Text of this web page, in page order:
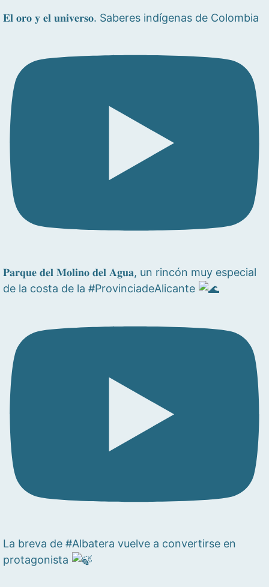
𝐄𝐥 𝐨𝐫𝐨 𝐲 𝐞𝐥 𝐮𝐧𝐢𝐯𝐞𝐫𝐬𝐨. Saberes indígenas de Colombia
𝐏𝐚𝐫𝐪𝐮𝐞 𝐝𝐞𝐥 𝐌𝐨𝐥𝐢𝐧𝐨 𝐝𝐞𝐥 𝐀𝐠𝐮𝐚, un rincón muy especial
de la costa de la #ProvinciadeAlicante
La breva de #Albatera vuelve a convertirse en
protagonista